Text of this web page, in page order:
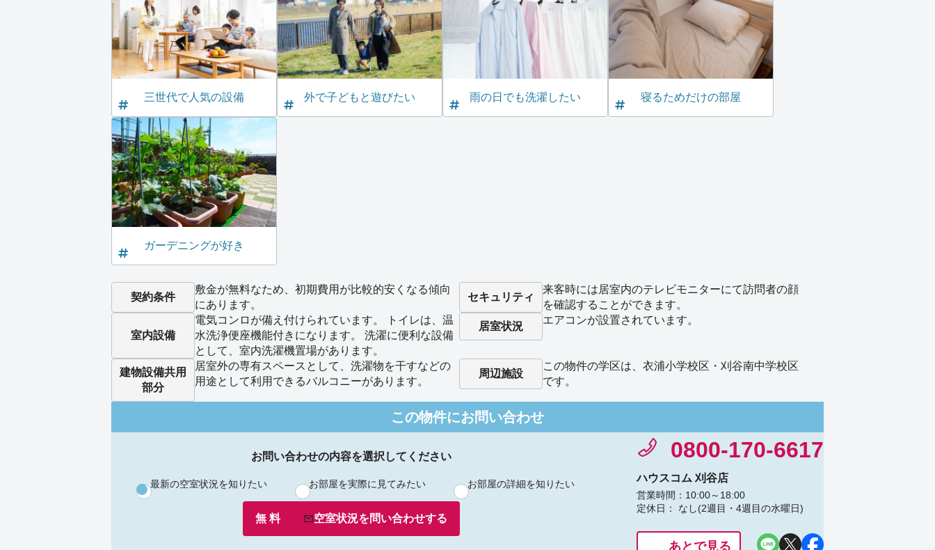
三世代で人気の設備 外で子どもと遊びたい 雨の日でも洗濯したい 寝るためだけの部屋
ガーデニングが好き
契約条件
敷金が無料なため、初期費用が比較的安くなる傾向
にあります。
セキュリティ
来客時には居室内のテレビモニターにて訪問者の顔
を確認することができます。
室内設備
電気コンロが備え付けられています。 トイレは、温
水洗浄便座機能付きになります。 洗濯に便利な設備
として、室内洗濯機置場があります。
居室状況
エアコンが設置されています。
建物設備共用
部分
居室外の専有スペースとして、洗濯物を干すなどの
用途として利用できるバルコニーがあります。
周辺施設
この物件の学区は、衣浦小学校区・刈谷南中学校区
です。
この物件にお問い合わせ
お問い合わせの内容を選択してください
最新の空室状況を知りたい お部屋を実際に見てみたい お部屋の詳細を知りたい
無 料 空室状況を問い合わせする
0800-170-6617
ハウスコム 刈谷店
営業時間：10:00～18:00
定休日： なし(2週目・4週目の水曜日)
あとで見る